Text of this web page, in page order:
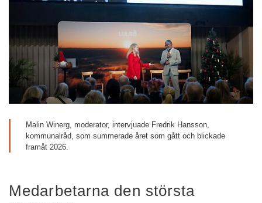
Malin Winerg, moderator, intervjuade Fredrik Hansson,
kommunalråd, som summerade året som gått och blickade
framåt 2026.
Medarbetarna den största